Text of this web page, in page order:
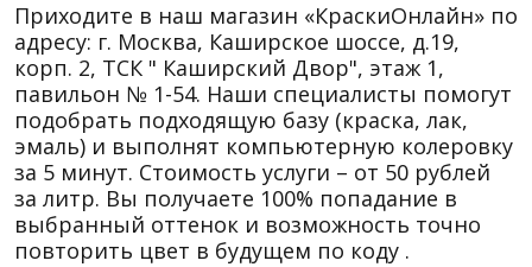
Приходите в наш магазин «КраскиОнлайн» по
адресу: г. Москва, Каширское шоссе, д.19,
корп. 2, ТСК " Каширский Двор", этаж 1,
павильон № 1-54. Наши специалисты помогут
подобрать подходящую базу (краска, лак,
эмаль) и выполнят компьютерную колеровку
за 5 минут. Стоимость услуги – от 50 рублей
за литр. Вы получаете 100% попадание в
выбранный оттенок и возможность точно
повторить цвет в будущем по коду .